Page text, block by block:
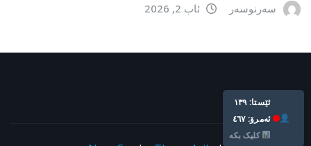
سەرنوسەر ئاب 2, 2026
ئێستا: ١٣٩
ئه‌مرۆ: ٤٦٧
کلیک بکە